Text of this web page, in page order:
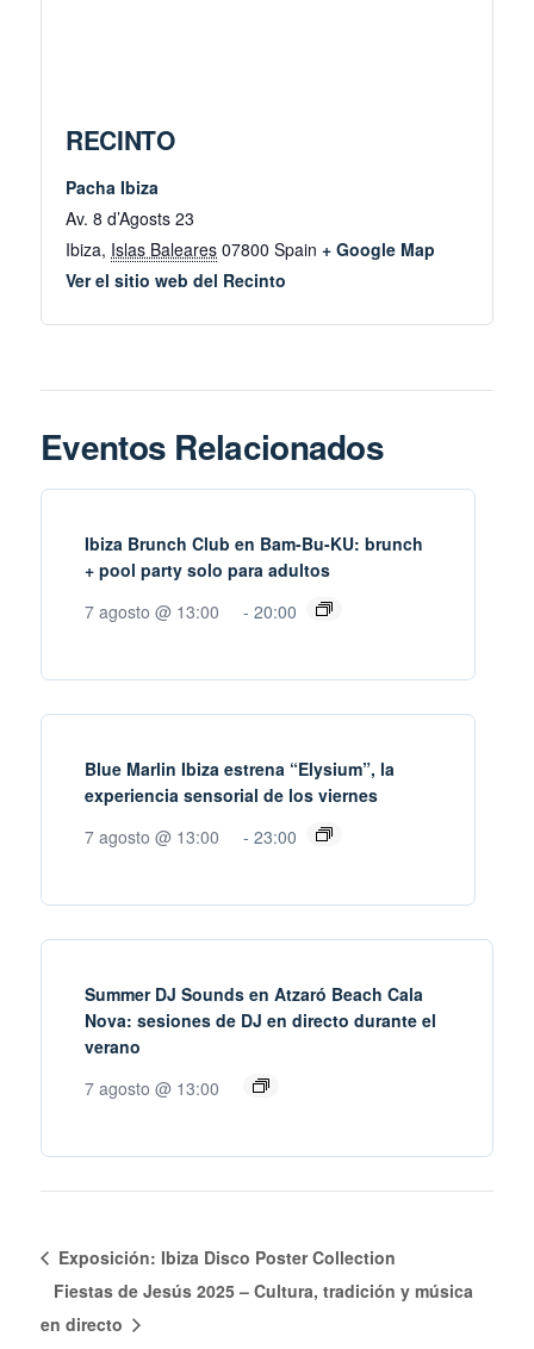
RECINTO
Pacha Ibiza
Av. 8 d’Agosts 23
Ibiza, Islas Baleares 07800 Spain + Google Map
Ver el sitio web del Recinto
Eventos Relacionados
Ibiza Brunch Club en Bam-Bu-KU: brunch
+ pool party solo para adultos
7 agosto @ 13:00
- 20:00
Blue Marlin Ibiza estrena “Elysium”, la
experiencia sensorial de los viernes
7 agosto @ 13:00
- 23:00
Summer DJ Sounds en Atzaró Beach Cala
Nova: sesiones de DJ en directo durante el
verano
7 agosto @ 13:00
Exposición: Ibiza Disco Poster Collection
Fiestas de Jesús 2025 – Cultura, tradición y música
en directo